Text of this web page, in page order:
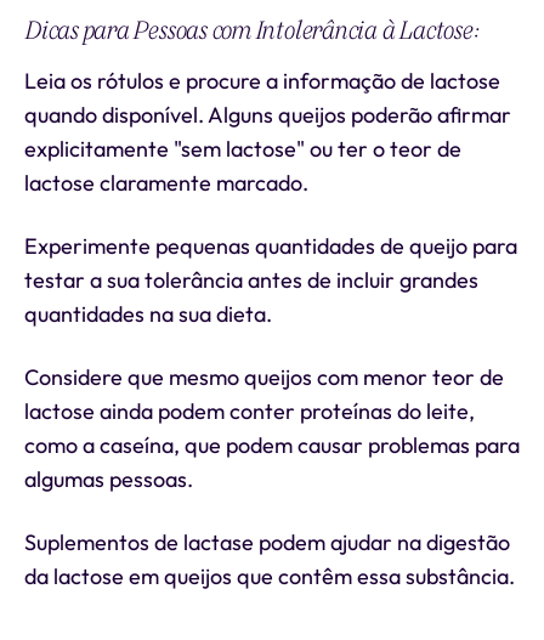
Dicas para Pessoas com Intolerância à Lactose:
Leia os rótulos e procure a informação de lactose
quando disponível. Alguns queijos poderão afirmar
explicitamente "sem lactose" ou ter o teor de
lactose claramente marcado.
Experimente pequenas quantidades de queijo para
testar a sua tolerância antes de incluir grandes
quantidades na sua dieta.
Considere que mesmo queijos com menor teor de
lactose ainda podem conter proteínas do leite,
como a caseína, que podem causar problemas para
algumas pessoas.
Suplementos de lactase podem ajudar na digestão
da lactose em queijos que contêm essa substância.